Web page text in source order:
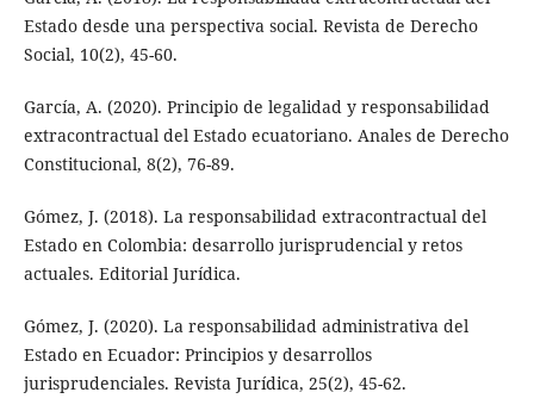
Estado desde una perspectiva social. Revista de Derecho
Social, 10(2), 45-60.
García, A. (2020). Principio de legalidad y responsabilidad
extracontractual del Estado ecuatoriano. Anales de Derecho
Constitucional, 8(2), 76-89.
Gómez, J. (2018). La responsabilidad extracontractual del
Estado en Colombia: desarrollo jurisprudencial y retos
actuales. Editorial Jurídica.
Gómez, J. (2020). La responsabilidad administrativa del
Estado en Ecuador: Principios y desarrollos
jurisprudenciales. Revista Jurídica, 25(2), 45-62.